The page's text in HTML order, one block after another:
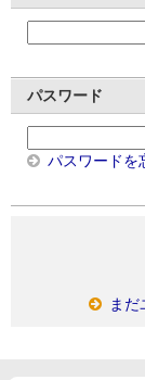
パスワード
パスワードを
ま